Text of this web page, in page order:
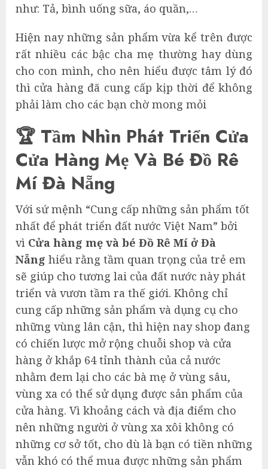
như: Tả, bình uống sữa, áo quần,…
Hiện nay những sản phẩm vừa kể trên được
rất nhiều các bậc cha mẹ thường hay dùng
cho con mình, cho nên hiểu được tâm lý đó
thì cửa hàng đã cung cấp kịp thời để không
phải làm cho các bạn chờ mong mỏi
🏆 Tầm Nhìn Phát Triển Cửa
Cửa Hàng Mẹ Và Bé Đồ Rê
Mí Đà Nẵng
Với sứ mệnh “Cung cấp những sản phẩm tốt
nhất để phát triển đất nước Việt Nam” bởi
vì Cửa hàng mẹ và bé Đồ Rê Mí ở Đà
Nẵng hiểu rằng tầm quan trọng của trẻ em
sẽ giúp cho tương lai của đất nước này phát
triển và vươn tầm ra thế giới. Không chỉ
cung cấp những sản phẩm và dụng cụ cho
những vùng lân cận, thì hiện nay shop đang
có chiến lược mở rộng chuỗi shop và cửa
hàng ở khắp 64 tỉnh thành của cả nước
nhằm đem lại cho các bà mẹ ở vùng sâu,
vùng xa có thể sử dụng được sản phẩm của
cửa hàng. Vì khoảng cách và địa điểm cho
nên những người ở vùng xa xôi không có
những cơ sở tốt, cho dù là bạn có tiền những
vẫn khó có thể mua được những sản phẩm